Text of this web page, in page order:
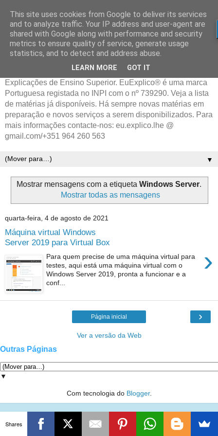
Explicações de Ensino Superior. EuExplico® é uma marca
Portuguesa registada no INPI com o nº 739290. Veja a lista
de matérias já disponíveis. Há sempre novas matérias em
preparação e novos serviços a serem disponibilizados. Para
mais informações contacte-nos: eu.explico.lhe @
gmail.com/+351 964 260 563
▼
Mostrar mensagens com a etiqueta Windows Server.
Mostrar todas as mensagens
quarta-feira, 4 de agosto de 2021
Máquina virtual Windows
Server 2019 para Virtual Box
›
Para quem precise de uma máquina virtual para
testes, aqui está uma máquina virtual com o
Windows Server 2019, pronta a funcionar e a
conf...
›
Página inicial
Ver a versão da Web
Outras Páginas
▼
Com tecnologia do Blogger.
This site uses cookies from Google to deliver its services
and to analyze traffic. Your IP address and user-agent are
shared with Google along with performance and security
metrics to ensure quality of service, generate usage
statistics, and to detect and address abuse.
LEARN MORE GOT IT
Shares